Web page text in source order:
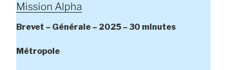
Mission Alpha
Brevet – Générale – 2025 – 30 minutes
Métropole